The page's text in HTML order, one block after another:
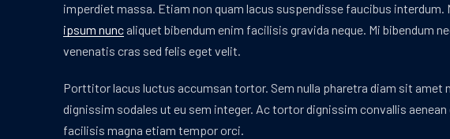
imperdiet massa. Etiam non quam lacus suspendisse faucibus
ipsum nunc aliquet bibendum enim facilisis gravida neque. Mi bibendum
venenatis cras sed felis eget velit.
Porttitor lacus luctus accumsan tortor. Sem nulla pharetra diam sit amet
dignissim sodales ut eu sem integer. Ac tortor dignissim convallis
facilisis magna etiam tempor orci.